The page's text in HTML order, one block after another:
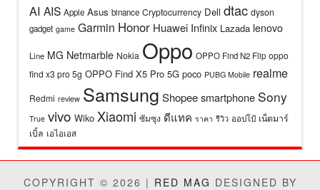
AI AIS Apple Asus binance Cryptocurrency Dell dtac dyson
gadget game Garmin Honor Huawei Infinix Lazada lenovo
Line MG Netmarble Nokia Oppo OPPO Find N2 Flip oppo
find x3 pro 5g OPPO Find X5 Pro 5G poco PUBG Mobile realme
Redmi review Samsung Shopeesmartphone Sony
True vivo Wiko Xiaomi ซัมซุง ดีแทค ราคา รีวิว ออปโป้ เน็ตมาร์
เบิ้ล เอไอเอส
COPYRIGHT © 2026 | RED MAG DESIGNED BY